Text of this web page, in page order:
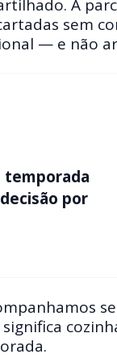
A
sem
— e não
temporada
por